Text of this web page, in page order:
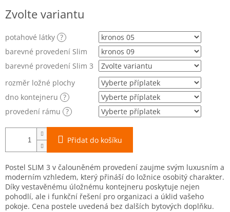
cena:
Zvolte variantu
potahové látky ?
barevné provedení Slim
barevné provedení Slim 3
rozměr ložné plochy
dno kontejneru ?
provedení rámu ?
Přidat do košíku
Postel SLIM 3 v čalouněném provedení zaujme svým luxusním a
moderním vzhledem, který přináší do ložnice osobitý charakter.
Díky vestavěnému úložnému kontejneru poskytuje nejen
pohodlí, ale i funkční řešení pro organizaci a úklid vašeho
pokoje. Cena postele uvedená bez dalších bytových doplňku.